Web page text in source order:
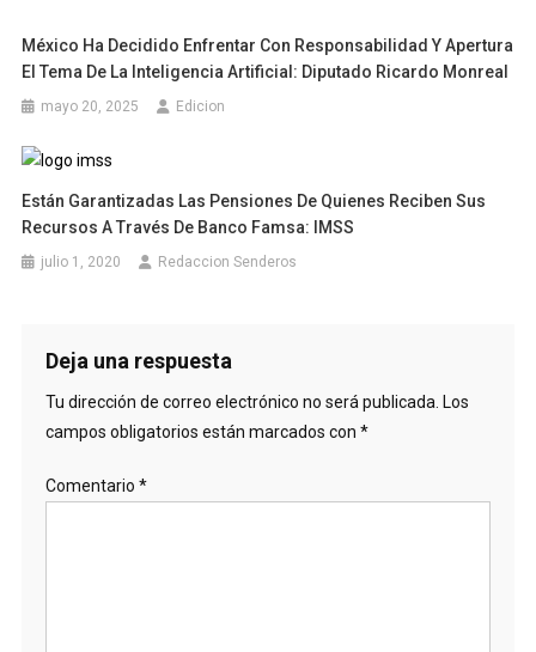
México Ha Decidido Enfrentar Con Responsabilidad Y Apertura
El Tema De La Inteligencia Artificial: Diputado Ricardo Monreal
mayo 20, 2025 Edicion
Están Garantizadas Las Pensiones De Quienes Reciben Sus
Recursos A Través De Banco Famsa: IMSS
julio 1, 2020 Redaccion Senderos
Deja una respuesta
Tu dirección de correo electrónico no será publicada. Los
campos obligatorios están marcados con *
Comentario *